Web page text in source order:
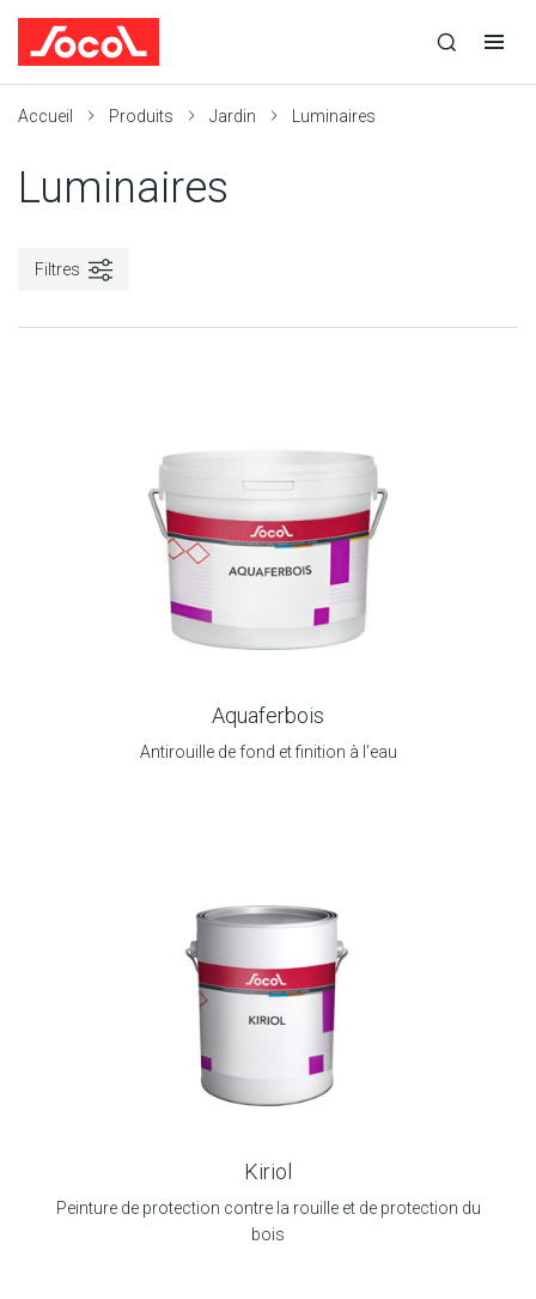
recherche
recherche
navigation
Accueil Produits Jardin Luminaires
Luminaires
Filtres
Aquaferbois
Antirouille de fond et finition à l’eau
Kiriol
Peinture de protection contre la rouille et de protection du
bois